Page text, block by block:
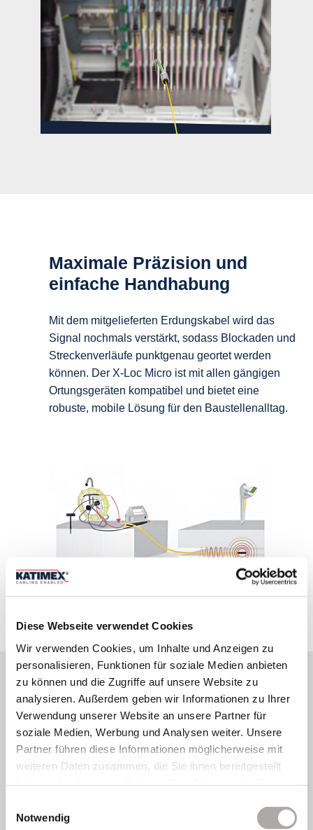
Diese Webseite verwendet Cookies
Wir verwenden Cookies, um Inhalte und Anzeigen zu
personalisieren, Funktionen für soziale Medien anbieten
zu können und die Zugriffe auf unsere Website zu
analysieren. Außerdem geben wir Informationen zu Ihrer
Verwendung unserer Website an unsere Partner für
soziale Medien, Werbung und Analysen weiter. Unsere
Partner führen diese Informationen möglicherweise mit
weiteren Daten zusammen, die Sie ihnen bereitgestellt
unserer Cookies, können wir nicht gewährleisten dass
Notwendig
Maximale Präzision und
einfache Handhabung
Mit dem mitgelieferten Erdungskabel wird das
Signal nochmals verstärkt, sodass Blockaden und
Streckenverläufe punktgenau geortet werden
können. Der X-Loc Micro ist mit allen gängigen
Ortungsgeräten kompatibel und bietet eine
robuste, mobile Lösung für den Baustellenalltag.
Technische Daten
auf einen Blick